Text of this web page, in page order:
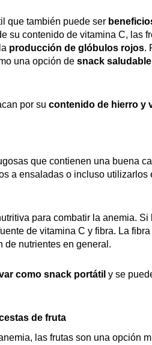
que también puede ser
su contenido de vitamina C, las
producción de glóbulos rojos.
una opción desnack saludable
por sucontenido de hierro y
que contienen una buena
a ensaladas o incluso utilizarlos
para combatir la anemia.
de vitamina C y fibra. La
de nutrientes en general.
como snack portátil y se
de fruta
las frutas son una opción